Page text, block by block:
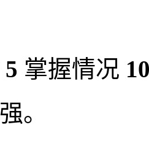
5 掌握情况
。